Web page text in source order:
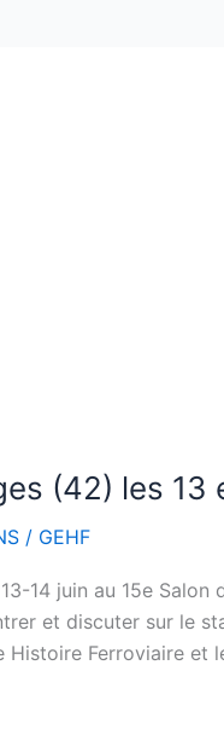
(42) les 13
/ GEHF
14 juin au 15e
et discuter sur le
Histoire Ferroviaire